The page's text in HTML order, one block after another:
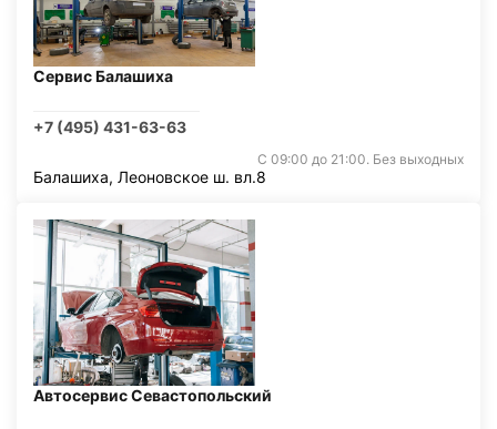
Сервис Балашиха
+7 (495) 431-63-63
С 09:00 до 21:00. Без выходных
Балашиха, Леоновское ш. вл.8
Автосервис Севастопольский